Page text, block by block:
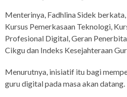
Menterinya, Fadhlina Sidek
Kursus Pemerkasaan Teknologi,
Profesional Digital, Geran
Cikgu dan Indeks Kesejahteraan
Menurutnya, inisiatif itu bagi
guru digital pada masa akan datang.